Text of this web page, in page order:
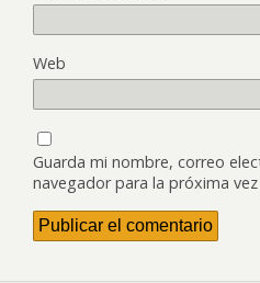
Web
Guarda mi nombre, correo
navegador para la próxima